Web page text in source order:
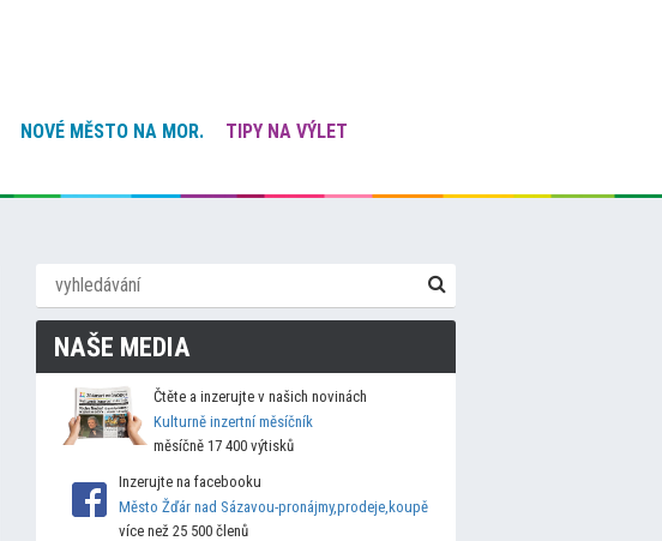
NOVÉ MĚSTO NA MOR.
TIPY NA VÝLET
NAŠE MEDIA
Čtěte a inzerujte v našich novinách
Kulturně inzertní měsíčník
měsíčně 17 400 výtisků
Inzerujte na facebooku
Město Žďár nad Sázavou-pronájmy,prodeje,koupě
více než 25 500 členů